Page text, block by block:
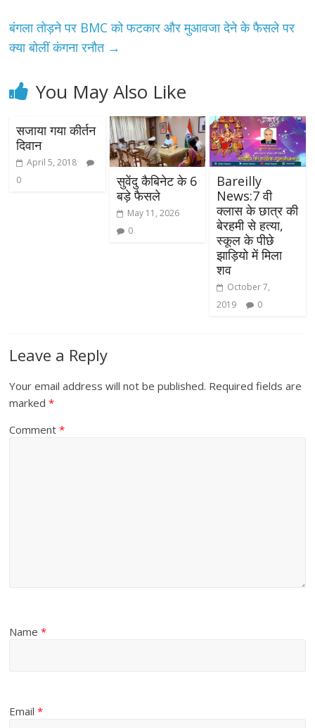
बंगला तोड़ने पर BMC को फटकार और मुआवजा देने के फैसले पर
क्या बोलीं कंगना रनौत →
You May Also Like
सजाया गया कीर्तन
दिवान
April 5, 2018
0
सुवेंदु कैबिनेट के 6
बड़े फैसले
May 11, 2026
0
Bareilly
News:7 वी
क्लास के छात्र की
बेरहमी से हत्या,
स्कूल के पीछे
झाड़ियो में मिला
शव
October 7,
2019
0
Leave a Reply
Your email address will not be published. Required fields are
marked*
Comment*
Name*
Email*